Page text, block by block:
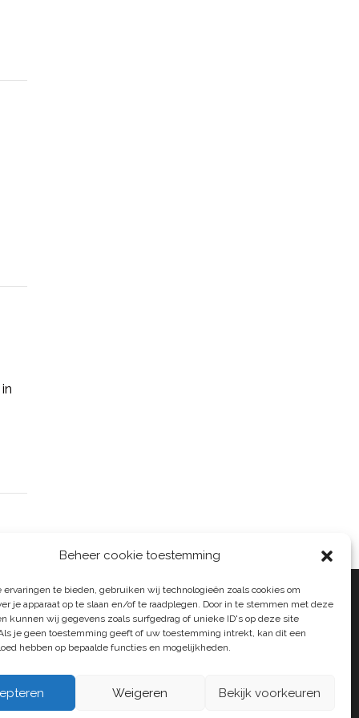
Beheer cookie toestemming
ervaringen te bieden, gebruiken wij technologieën zoals cookies om
je apparaat op te slaan en/of te raadplegen. Door in te stemmen met deze
kunnen wij gegevens zoals surfgedrag of unieke ID's op deze site
je geen toestemming geeft of uw toestemming intrekt, kan dit een
hebben op bepaalde functies en mogelijkheden.
Weigeren Bekijk voorkeuren